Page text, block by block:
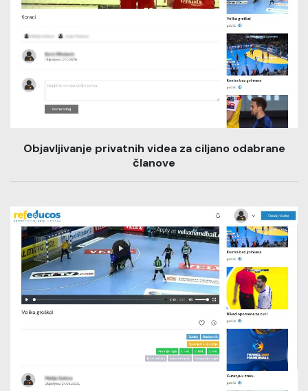
Objavljivanje privatnih videa za ciljano odabrane
članove